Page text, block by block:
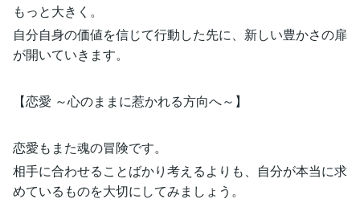
もっと大きく。
自分自身の価値を信じて行動した先に、新しい豊かさの扉
が開いていきます。
【恋愛 ～心のままに惹かれる方向へ～】
恋愛もまた魂の冒険です。
相手に合わせることばかり考えるよりも、自分が本当に求
めているものを大切にしてみましょう。